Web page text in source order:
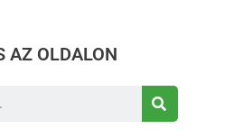
AZ OLDALON